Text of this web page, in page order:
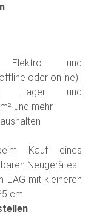
und
oder online)
Lager und
und mehr
Kauf eines
Neugerätes
EAG mit kleineren
cm